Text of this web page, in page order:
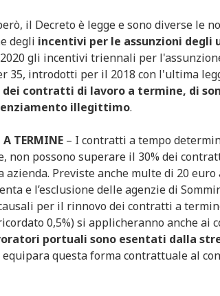
il Decreto è legge e sono diverse le
degli incentivi per le assunzioni degli
gli incentivi triennali per
35, introdotti per il 2018 con l'ultima
contratti di lavoro a termine, di
illegittimo.
TERMINE – I contratti a tempo
non possono superare il 30% dei
Previste anche multe di 20
e l’esclusione delle agenzie di
per il rinnovo dei contratti a
0,5%) si applicheranno anche ai
portuali sono esentati dalla
equipara questa forma contrattuale al